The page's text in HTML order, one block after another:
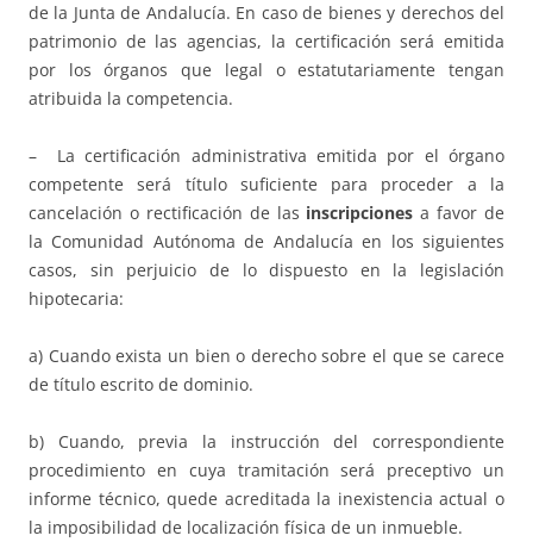
de la Junta de Andalucía. En caso de bienes y derechos del
patrimonio de las agencias, la certificación será emitida
por los órganos que legal o estatutariamente tengan
atribuida la competencia.
– La certificación administrativa emitida por el órgano
competente será título suficiente para proceder a la
cancelación o rectificación de las inscripciones a favor de
la Comunidad Autónoma de Andalucía en los siguientes
casos, sin perjuicio de lo dispuesto en la legislación
hipotecaria:
a) Cuando exista un bien o derecho sobre el que se carece
de título escrito de dominio.
b) Cuando, previa la instrucción del correspondiente
procedimiento en cuya tramitación será preceptivo un
informe técnico, quede acreditada la inexistencia actual o
la imposibilidad de localización física de un inmueble.